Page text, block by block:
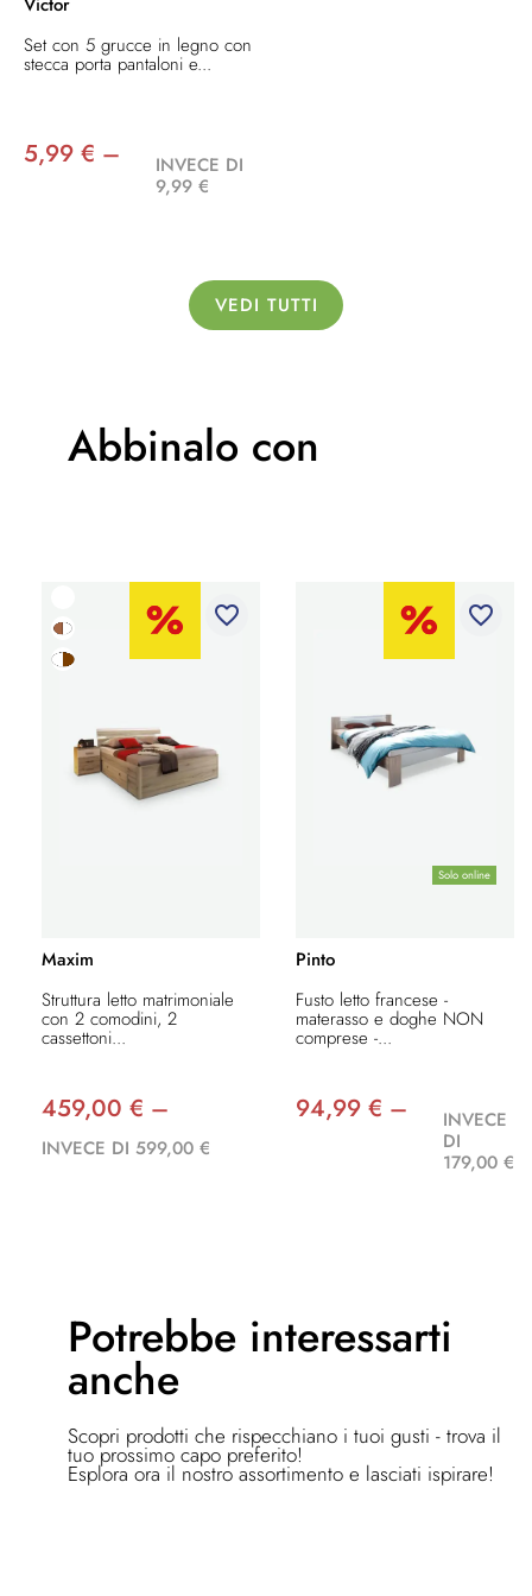
Set con 5 grucce in legno con
stecca porta pantaloni e...
5,99 € –
INVECE DI
9,99 €
VEDI TUTTI
Abbinalo con
favorite_border
Maxim
Struttura letto matrimoniale
con 2 comodini, 2
cassettoni...
459,00 € –
INVECE DI 599,00 €
Solo online
favorite_border
Pinto
Fusto letto francese -
materasso e doghe NON
comprese -...
94,99 € –
INVECE
DI
179,00 €
Potrebbe interessarti
anche
Scopri prodotti che rispecchiano i tuoi gusti - trova il
tuo prossimo capo preferito!
Esplora ora il nostro assortimento e lasciati ispirare!